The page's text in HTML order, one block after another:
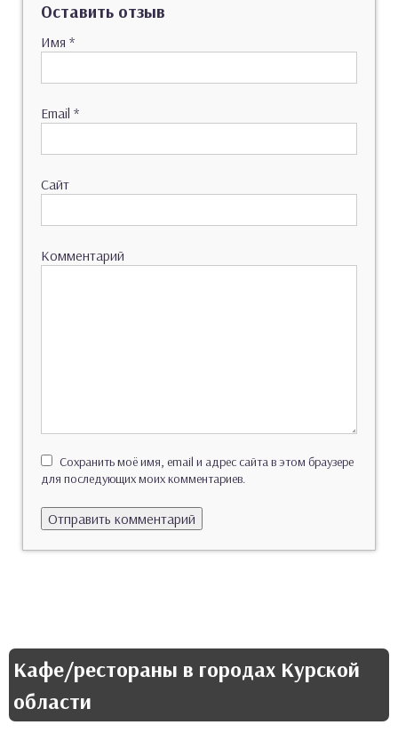
Оставить отзыв
Имя *
Email *
Сайт
Комментарий
Сохранить моё имя, email и адрес сайта в этом браузере
для последующих моих комментариев.
Кафе/рестораны в городах Курской
области